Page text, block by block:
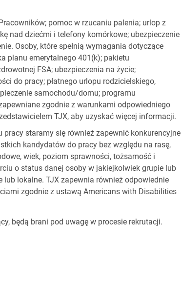
pomoc w rzucaniu palenia; urlop z
nad dziećmi i telefony komórkowe; ubezpieczenie
Osoby, które spełnią wymagania dotyczące
planu emerytalnego 401(k); pakietu
FSA; ubezpieczenia na życie;
do pracy; płatnego urlopu rodzicielskiego,
samochodu/domu; programu
zgodnie z warunkami odpowiedniego
TJX, aby uzyskać więcej informacji.
staramy się również zapewnić konkurencyjne
kandydatów do pracy bez względu na rasę,
wiek, poziom sprawności, tożsamość i
o status danej osoby w jakiejkolwiek grupie lub
lokalne. TJX zapewnia również odpowiednie
zgodnie z ustawą Americans with Disabilities
będą brani pod uwagę w procesie rekrutacji.